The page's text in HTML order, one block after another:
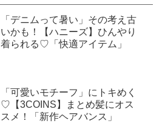
「デニムって暑い」その考え古
いかも！【ハニーズ】ひんやり
着られる♡「快適アイテム」
「可愛いモチーフ」にトキめく
♡【3COINS】まとめ髪にオス
スメ！「新作ヘアバンス」